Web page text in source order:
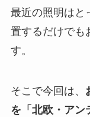
最近の照明はと
置するだけでも
す。
そこで今回は、
を「北欧・アン